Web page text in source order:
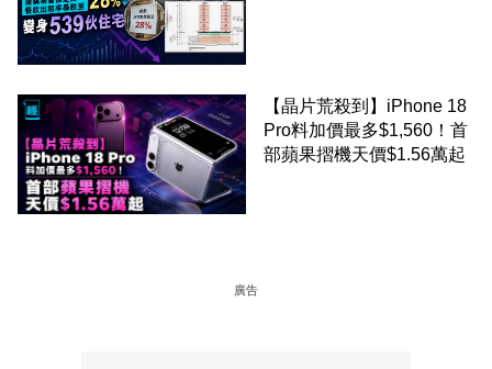
【晶片荒殺到】iPhone 18
Pro料加價最多$1,560！首
部蘋果摺機天價$1.56萬起
廣告